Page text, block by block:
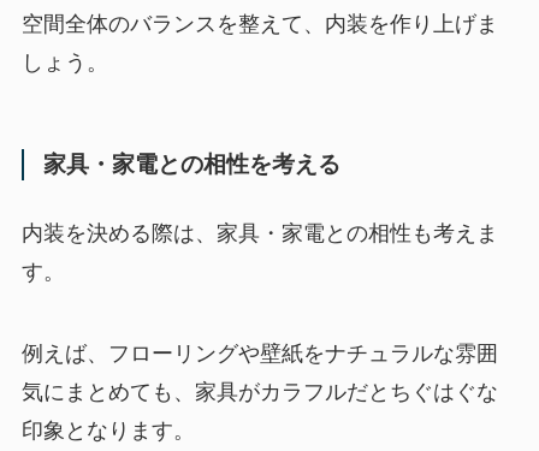
空間全体のバランスを整えて、内装を作り上げま
しょう。
家具・家電との相性を考える
内装を決める際は、家具・家電との相性も考えま
す。
例えば、フローリングや壁紙をナチュラルな雰囲
気にまとめても、家具がカラフルだとちぐはぐな
印象となります。